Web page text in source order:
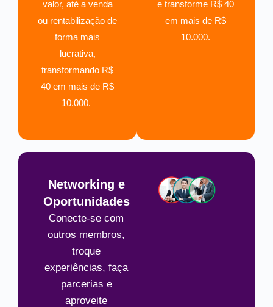
valor, até a venda
ou rentabilização de
forma mais
lucrativa,
transformando R$
40 em mais de R$
10.000.
e transforme R$ 40
em mais de R$
10.000.
Networking e
Oportunidades
Conecte-se com
outros membros,
troque
experiências, faça
parcerias e
aproveite